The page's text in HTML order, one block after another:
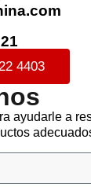
4403
ayudarle a